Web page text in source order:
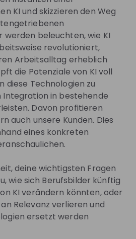
durch fundiertes
verbundenes,
und vielfältige
unsere Teams
als 150 Ländern und
EY-Netzwerks sein,
Hot Jobs oder
Events erhalten? Dann
EY Talent Community
Besucht unser
euch noch heute.
auf unseremEY Karriereblog
Media-Kanälen:
KI und skizzieren den Weg
werden beleuchten, wie KI
revolutioniert,
Arbeitsalltag erheblich
die Potenziale von KI voll
diese Technologien zu
in bestehende
Davon profitieren
auch unsere Kunden. Dies
eines konkreten
deine wichtigsten Fragen
wie sich Berufsbilder künftig
KI verändern könnten, oder
Relevanz verlieren und
ersetzt werden